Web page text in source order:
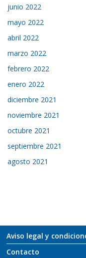
junio 2022
mayo 2022
abril 2022
marzo 2022
febrero 2022
enero 2022
diciembre 2021
noviembre 2021
octubre 2021
septiembre 2021
agosto 2021
Aviso legal y
Contacto